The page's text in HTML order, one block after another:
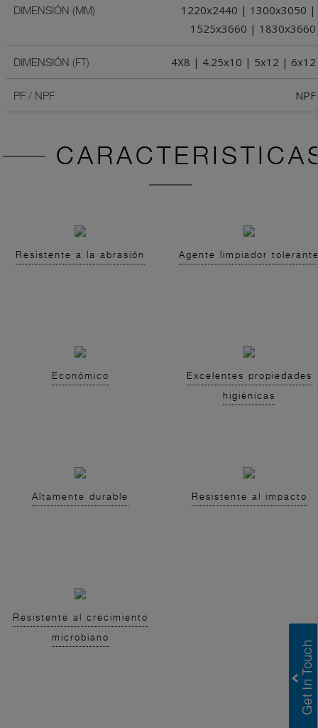
DIMENSIÓN (MM)
1220x2440 | 1300x3050 |
1525x3660 | 1830x3660
DIMENSIÓN (FT) 4X8 | 4.25x10 | 5x12 | 6x12
PF / NPF NPF
Resistente a la abrasión Agente limpiador
Económico
Excelentes propiedades
higiénicas
Altamente durable Resistente al impacto
Resistente al crecimiento
microbiano